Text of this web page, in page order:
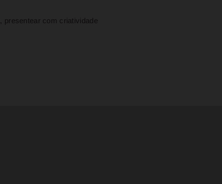
, presentear com criatividade